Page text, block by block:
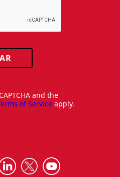
and the
of Service apply.